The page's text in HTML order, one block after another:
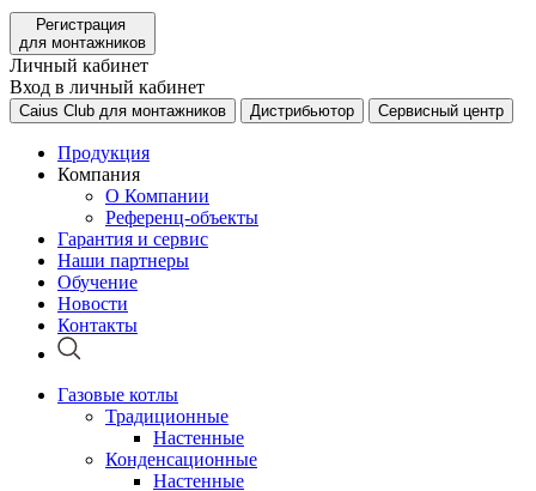
Регистрация
для монтажников
Личный кабинет
Вход в личный кабинет
Caius Club для монтажников Дистрибьютор Сервисный центр
Продукция
Компания
О Компании
Референц-объекты
Гарантия и сервис
Наши партнеры
Обучение
Новости
Контакты
Газовые котлы
Традиционные
Настенные
Конденсационные
Настенные